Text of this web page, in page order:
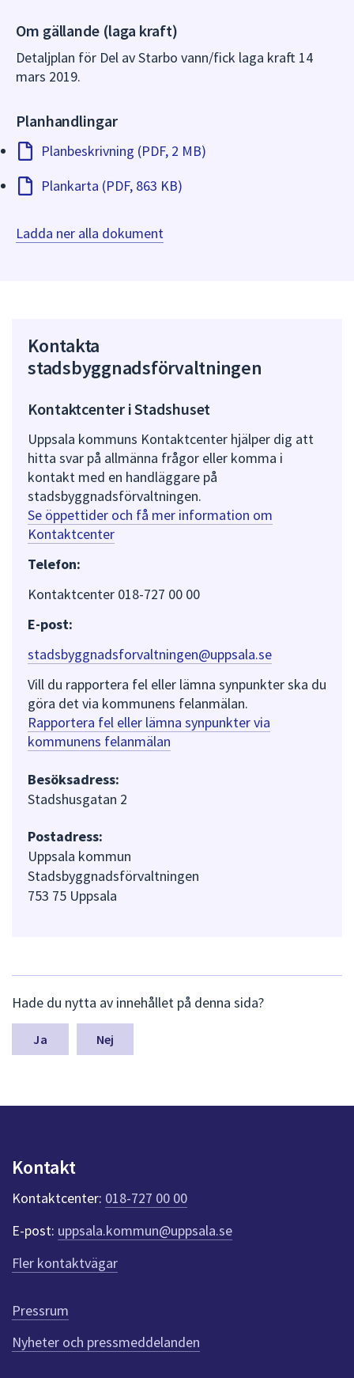
Om gällande (laga kraft)
Detaljplan för Del av Starbo vann/fick laga kraft 14
mars 2019.
Planhandlingar
Planbeskrivning (PDF, 2 MB)
Plankarta (PDF, 863 KB)
Ladda ner alla dokument
Kontakta
stadsbyggnadsförvaltningen
Kontaktcenter i Stadshuset
Uppsala kommuns Kontaktcenter hjälper dig att
hitta svar på allmänna frågor eller komma i
kontakt med en handläggare på
stadsbyggnadsförvaltningen.
Se öppettider och få mer information om
Kontaktcenter
Telefon:
Kontaktcenter 018-727 00 00
E-post:
stadsbyggnadsforvaltningen@uppsala.se
Vill du rapportera fel eller lämna synpunkter ska du
göra det via kommunens felanmälan.
Rapportera fel eller lämna synpunkter via
kommunens felanmälan
Besöksadress:
Stadshusgatan 2
Postadress:
Uppsala kommun
Stadsbyggnadsförvaltningen
753 75 Uppsala
ä
m
a
n
k
e
r
f
ö
r
e
n
n
a
Hade du nytta av innehållet på denna sida?
Nej
Kontakt
Kontaktcenter: 018-727 00 00
E-post: uppsala.kommun@uppsala.se
Fler kontaktvägar
Pressrum
Nyheter och pressmeddelanden